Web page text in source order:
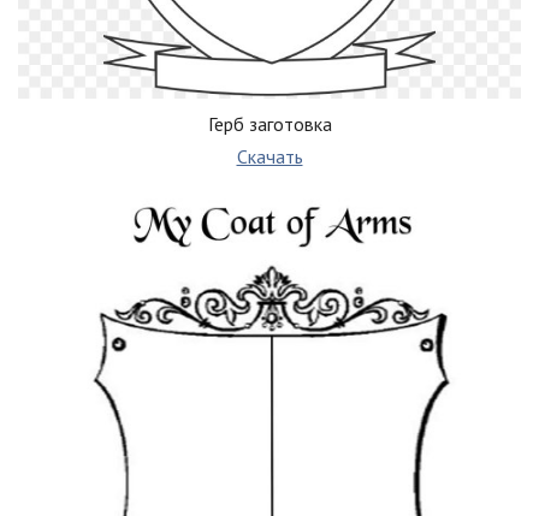
Герб заготовка
Скачать